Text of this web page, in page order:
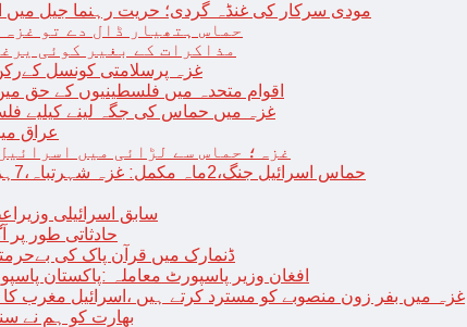
مودی سرکار کی غنڈہ گردی؛ حریت رہنما جیل میں
حماس ہتھیار ڈال دے تو
مذاکرات کے بغیر کوئی
غزہ پرسلامتی کونسل
اقوام متحدہ میں فلسطینیوں کے حق میں 5 قراردادیں منظور؛ امریکا غیر
غزہ میں حماس کی جگہ لینے کیلیے
عراق
غزہ؛ حماس سے لڑائی میں
حماس اسرائیل جنگ،2ماہ مکمل: غزہ شہرتباہ،7ہزاربچوں سمیت16ہزارفلسطینی شہید
سابق اسرائیلی
حادثاتی طور پر
ڈنمارک میں قرآن پاک کی
افغان وزیر پاسپورٹ معاملہ :پاکستان
غزہ میں بفر زون منصوبے کو مسترد کرتے ہیں ،اسرائیل مغرب
بھارت کو ہم نے